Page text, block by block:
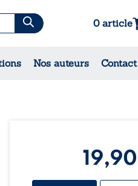
0 article
Nos auteurs Contact
& Contes
19,90